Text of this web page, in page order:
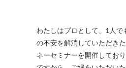
わたしはプロとして、1人で
の不安を解消していただき
ネーセミナーを開催しており